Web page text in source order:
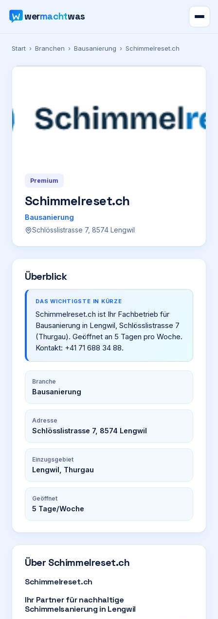
wermachtwas
Verzeichnis
Ratgeber
Preise
Start › Branchen › Bausanierung › Schimmelreset.ch
Premium
Schimmelreset.ch
Bausanierung
Schlösslistrasse 7, 8574 Lengwil
Überblick
DAS WICHTIGSTE IN KÜRZE
Schimmelreset.ch ist Ihr Fachbetrieb für
Bausanierung in Lengwil, Schlösslistrasse 7
(Thurgau). Geöffnet an 5 Tagen pro Woche.
Kontakt: +41 71 688 34 88.
Branche
Bausanierung
Adresse
Schlösslistrasse 7, 8574 Lengwil
Einzugsgebiet
Lengwil, Thurgau
Geöffnet
5 Tage/Woche
Über Schimmelreset.ch
Schimmelreset.ch
Ihr Partner für nachhaltige
Schimmelsanierung in Lengwil